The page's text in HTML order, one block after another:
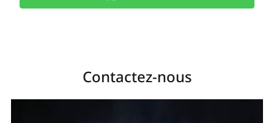
Contactez-nous